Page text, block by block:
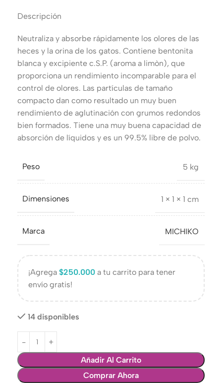
Descripción
Neutraliza y absorbe rápidamente los olores de las
heces y la orina de los gatos. Contiene bentonita
blanca y excipiente c.S.P. (aroma a limòn), que
proporciona un rendimiento incomparable para el
control de olores. Las partículas de tamaño
compacto dan como resultado un muy buen
rendimiento de aglutinación con grumos redondos
bien formados. Tiene una muy buena capacidad de
absorción de líquidos y es un 99.5% libre de polvo.
Peso 5 kg
Dimensiones 1 × 1 × 1 cm
Marca MICHIKO
¡Agrega $250.000 a tu carrito para tener
envío gratis!
14 disponibles
Añadir Al Carrito
Comprar Ahora